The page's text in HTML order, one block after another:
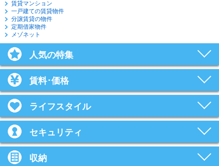
賃貸マンション
一戸建ての賃貸物件
分譲賃貸の物件
定期借家物件
メゾネット
人気の特集
賃料･価格
ライフスタイル
セキュリティ
収納